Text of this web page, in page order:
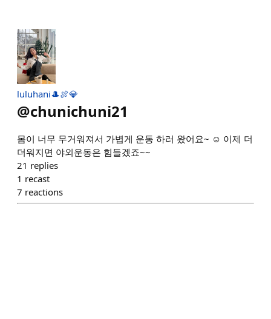
luluhani🎩🍖💎
@chunichuni21
몸이 너무 무거워져서 가볍게 운동 하러 왔어요~ ☺️ 이제 더
더워지면 야외운동은 힘들겠죠~~
21 replies
1 recast
7 reactions